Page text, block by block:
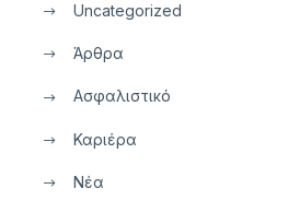
Uncategorized
Άρθρα
Ασφαλιστικό
Καριέρα
Νέα